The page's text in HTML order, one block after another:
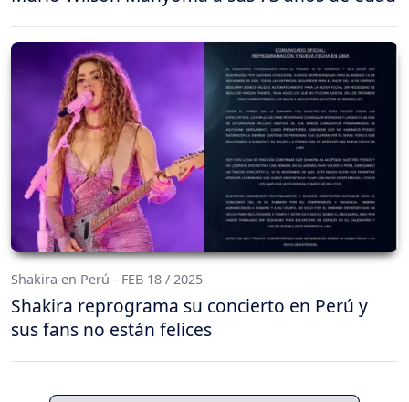
Shakira en Perú - FEB 18 / 2025
Shakira reprograma su concierto en Perú y
sus fans no están felices